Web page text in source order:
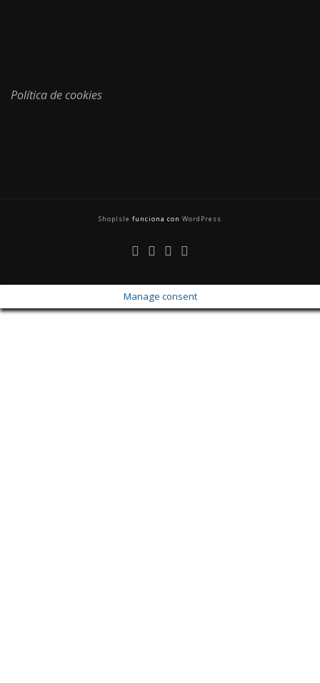
Política de cookies
ShopIsle funciona con WordPress
Manage consent